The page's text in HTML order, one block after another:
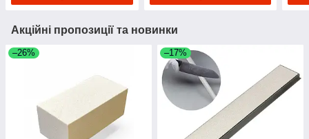
Акційні пропозиції та новинки
–26% –17%